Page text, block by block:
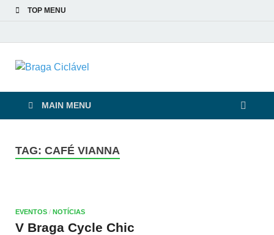
TOP MENU
Braga Ciclável
MAIN MENU
TAG: CAFÉ VIANNA
EVENTOS / NOTÍCIAS
V Braga Cycle Chic